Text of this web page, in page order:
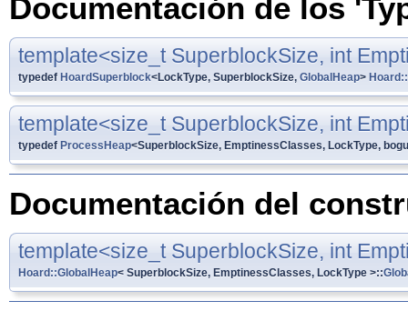
Documentación de los
template<size_t SuperblockSize, int
typedef HoardSuperblock<LockType, SuperblockSize, GlobalHeap>
template<size_t SuperblockSize, int
typedef ProcessHeap<SuperblockSize, EmptinessClasses, LockType,
Documentación del
template<size_t SuperblockSize, int
Hoard::GlobalHeap< SuperblockSize, EmptinessClasses, LockType >::